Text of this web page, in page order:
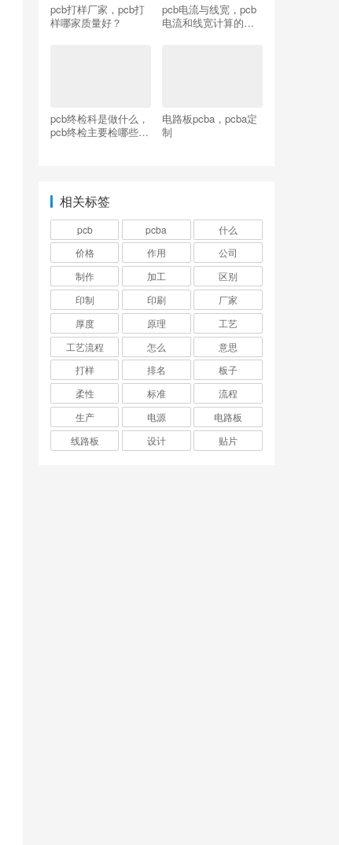
pcb打样厂家，pcb打
样哪家质量好？
pcb电流与线宽，pcb
电流和线宽计算的关
pcb终检科是做什么，
pcb终检主要检哪些问
电路板pcba，pcba定
制
相关标签
pcb pcba
什么
价格
作用
公司
制作
加工
区别
印制
印刷
厂家
厚度
原理
工艺
工艺流程
怎么
意思
打样
排名
板子
柔性
标准
流程
生产
电源
电路板
线路板
设计 贴片